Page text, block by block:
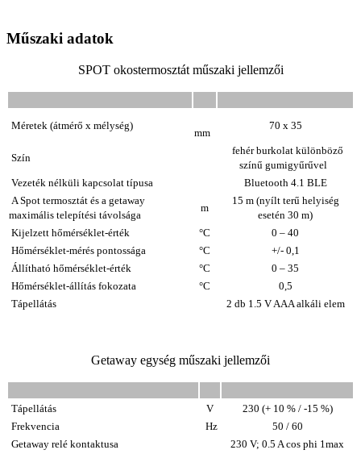
Műszaki adatok
SPOT okostermosztát műszaki jellemzői
Méretek (átmérő x mélység)
mm
70 x 35
Szín
fehér burkolat különböző
színű gumigyűrűvel
Vezeték nélküli kapcsolat típusa
Bluetooth 4.1 BLE
A Spot termosztát és a getaway
maximális telepítési távolsága
m
15 m (nyílt terű helyiség
esetén 30 m)
Kijelzett hőmérséklet-érték
°C
0 – 40
Hőmérséklet-mérés pontossága
°C
+/- 0,1
Állítható hőmérséklet-érték °C
0 – 35
Hőmérséklet-állítás fokozata
°C
0,5
Tápellátás
2 db 1.5 V AAA alkáli elem
Getaway egység műszaki jellemzői
Tápellátás V
230 (+ 10 % / -15 %)
Frekvencia
Hz
50 / 60
Getaway relé kontaktusa
230 V; 0.5 A cos phi 1max